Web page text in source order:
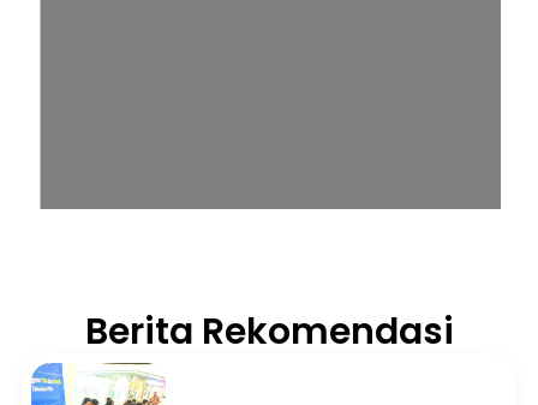
Berita Rekomendasi